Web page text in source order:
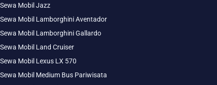
Sewa Mobil Jazz
Sewa Mobil Lamborghini Aventador
Sewa Mobil Lamborghini Gallardo
Sewa Mobil Land Cruiser
Sewa Mobil Lexus LX 570
Sewa Mobil Medium Bus Pariwisata